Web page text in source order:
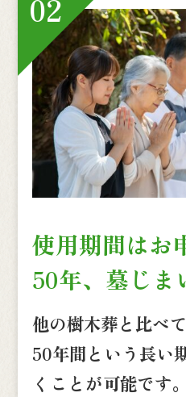
02
使用期間はお
50年、墓じま
他の樹木葬と比べ
50年間という長い
くことが可能です